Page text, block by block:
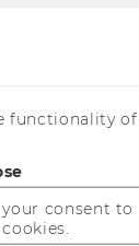
functionality
your consent to